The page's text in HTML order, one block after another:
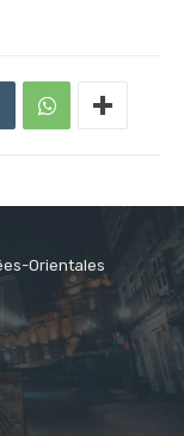
Orientales